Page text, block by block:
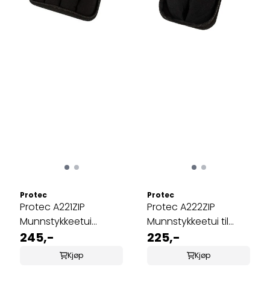
Protec
Protec A221ZIP
Munnstykkeetui
Trompet/Kornett/Valthorn,
4 munnstykker
245,-
Kjøp
Protec
Protec A222ZIP
Munnstykkeetui til
trombone/baryton/
2 munnstykker
225,-
Kjøp